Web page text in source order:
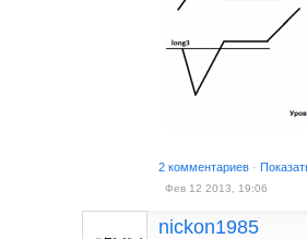
2 комментариев ·
Фев 12 2013, 19:06
nickon1985